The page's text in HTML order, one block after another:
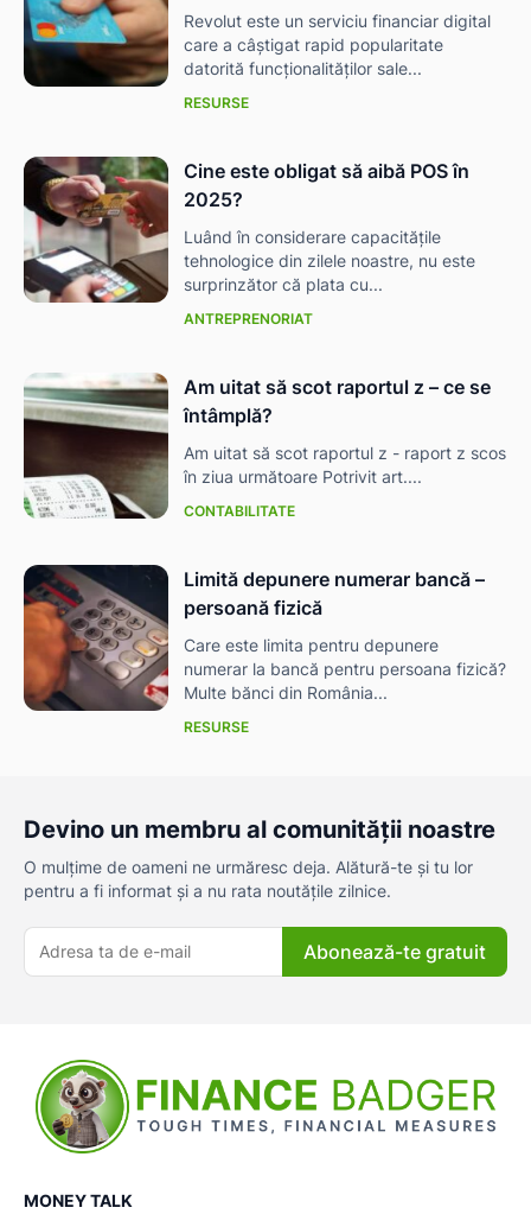
Revolut este un serviciu financiar digital
care a câștigat rapid popularitate
datorită funcționalităților sale...
RESURSE
Cine este obligat să aibă POS în
2025?
Luând în considerare capacitățile
tehnologice din zilele noastre, nu este
surprinzător că plata cu...
ANTREPRENORIAT
Am uitat să scot raportul z – ce se
întâmplă?
Am uitat să scot raportul z - raport z scos
în ziua următoare Potrivit art....
CONTABILITATE
Limită depunere numerar bancă –
persoană fizică
Care este limita pentru depunere
numerar la bancă pentru persoana fizică?
Multe bănci din România...
RESURSE
Devino un membru al comunității noastre
O mulțime de oameni ne urmăresc deja. Alătură-te și tu lor
pentru a fi informat și a nu rata noutățile zilnice.
Abonează-te gratuit
MONEY TALK